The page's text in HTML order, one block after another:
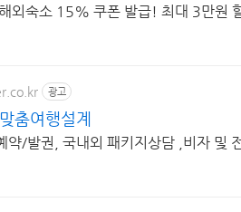
외숙소 15% 쿠폰 발급! 최대 3만원
광고
춤여행설계
약/발권, 국내외 패키지상담 ,비자 및